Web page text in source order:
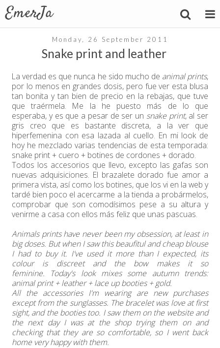
Monday, 26 September 2011
Snake print and leather
La verdad es que nunca he sido mucho de animal prints,
por lo menos en grandes dosis, pero fue ver esta blusa
tan bonita y tan bien de precio en la rebajas, que tuve
que traérmela. Me la he puesto más de lo que
esperaba, y es que a pesar de ser un snake print, al ser
gris creo que es bastante discreta, a la ver que
hiperfemenina con esa lazada al cuello. En mi look de
hoy he mezclado varias tendencias de esta temporada:
snake print + cuero + botines de cordones + dorado.
Todos los accesorios que llevo, excepto las gafas son
nuevas adquisiciones. El brazalete dorado fue amor a
primera vista, así como los botines, que los vi en la web y
tardé bien poco el acercarme a la tienda a probármelos,
comprobar que son comodísimos pese a su altura y
venirme a casa con ellos más feliz que unas pascuas.
Animals prints have never been my obsession, at least in
big doses. But when I saw this beaufitul and cheap blouse
I had to buy it. I've used it more than I expected, its
colour is discreet and the bow makes it so
feminine.
Today's look mixes some autumn trends:
animal print + leather + lace up booties + gold.
All the accessories I'm wearing are new purchases
except from the sunglasses. The bracelet was love at first
sight, and the booties too. I saw them on the website and
the next day I was at the shop trying them on and
checking that they are so comfortable, so I went back
home very happy with them.